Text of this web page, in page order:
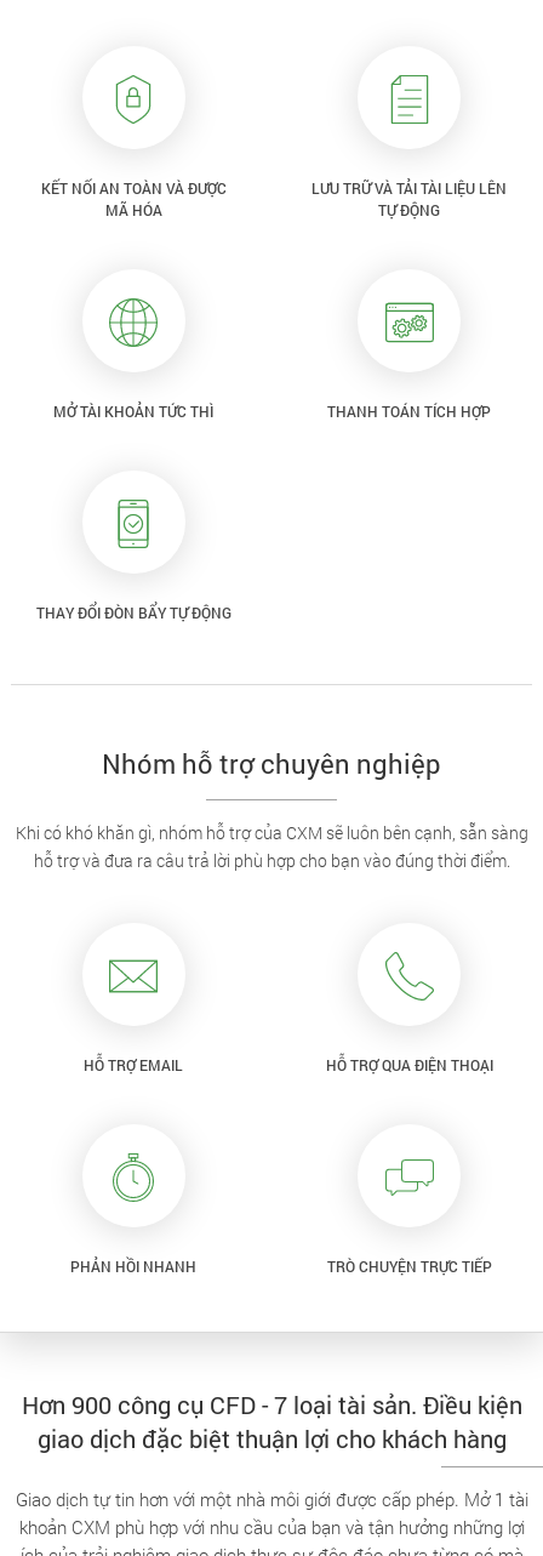
KẾT NỐI AN TOÀN VÀ ĐƯỢC
MÃ HÓA
LƯU TRỮ VÀ TẢI TÀI LIỆU LÊN
TỰ ĐỘNG
MỞ TÀI KHOẢN TỨC THÌ THANH TOÁN TÍCH HỢP
THAY ĐỔI ĐÒN BẨY TỰ ĐỘNG
Nhóm hỗ trợ chuyên nghiệp
Khi có khó khăn gì, nhóm hỗ trợ của CXM sẽ luôn bên cạnh, sẵn sàng
hỗ trợ và đưa ra câu trả lời phù hợp cho bạn vào đúng thời điểm.
HỖ TRỢ EMAIL HỖ TRỢ QUA ĐIỆN THOẠI
PHẢN HỒI NHANH TRÒ CHUYỆN TRỰC TIẾP
Hơn 900 công cụ CFD - 7 loại tài sản. Điều kiện
giao dịch đặc biệt thuận lợi cho khách hàng
Giao dịch tự tin hơn với một nhà môi giới được cấp phép. Mở 1 tài
khoản CXM phù hợp với nhu cầu của bạn và tận hưởng những lợi